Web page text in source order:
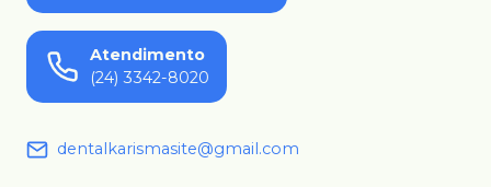
Atendimento
(24) 3342-8020
dentalkarismasite@gmail.com